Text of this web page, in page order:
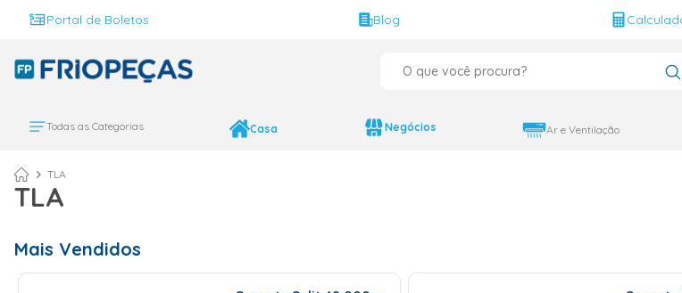
Portal de Boletos Blog
Todas as Categorias Casa Negócios Ar e Ventilação
TLA
TLA
Mais Vendidos
ar condicionado 12000